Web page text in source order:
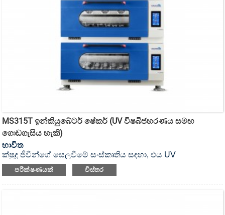
MS315T ඉන්කියුබේටර් ෂේකර් (UV විෂබීජහරණය සමඟ
ගොඩගැසිය හැකි)
භාවිත
ක්ෂුද්‍ර ජීවීන්ගේ සෙලවීමේ සංස්කෘතිය සඳහා, එය UV
විෂබීජහරණය කළ හැකි ඉන්කියුබේටර් ෂේකර් ය.
පරීක්ෂණයක් විස්තර